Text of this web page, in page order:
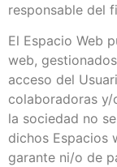
responsable del
El Espacio Web
web,
acceso del
colaboradoras
la sociedad no
dichos Espacios
garante ni/o de